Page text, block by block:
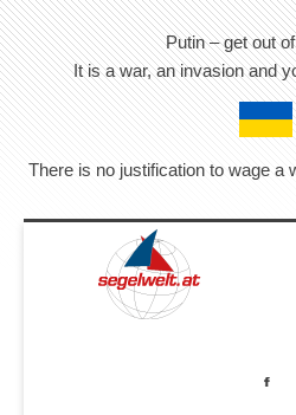
Putin – get out
It is a war, an invasion and
There is no justification to wage a